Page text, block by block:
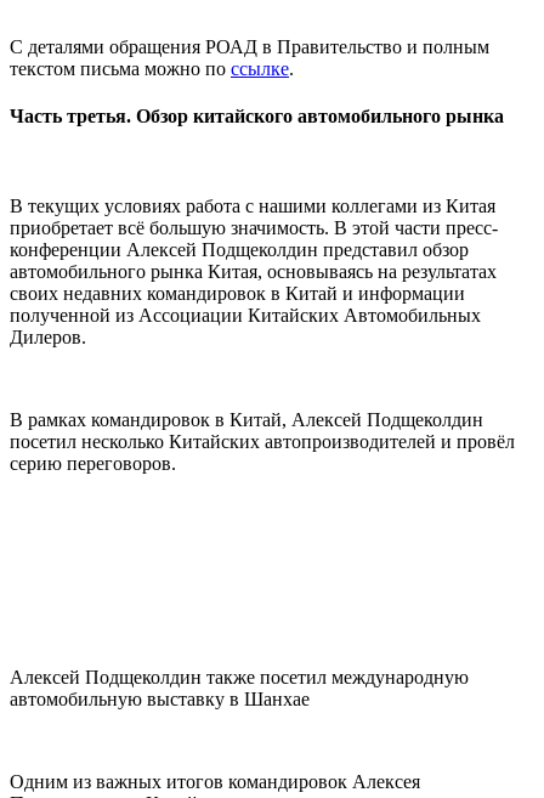
С деталями обращения РОАД в Правительство и полным
текстом письма можно по ссылке.
Часть третья. Обзор китайского автомобильного рынка
В текущих условиях работа с нашими коллегами из Китая
приобретает всё большую значимость. В этой части пресс-
конференции Алексей Подщеколдин представил обзор
автомобильного рынка Китая, основываясь на результатах
своих недавних командировок в Китай и информации
полученной из Ассоциации Китайских Автомобильных
Дилеров.
В рамках командировок в Китай, Алексей Подщеколдин
посетил несколько Китайских автопроизводителей и провёл
серию переговоров.
Алексей Подщеколдин также посетил международную
автомобильную выставку в Шанхае
Одним из важных итогов командировок Алексея